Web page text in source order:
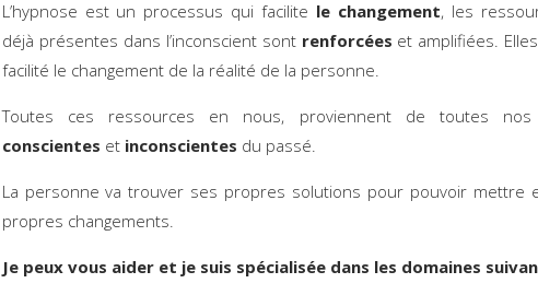
L’hypnose est un processus qui facilite le changement, les
déjà présentes dans l’inconscient sontrenforcées et amplifiées.
facilité le changement de la réalité de la personne.
Toutes ces ressources en nous, proviennent de toutes nos
conscientes et inconscientes du passé.
La personne va trouver ses propres solutions pour pouvoir mettre
propres changements.
Je peux vous aider et je suis spécialisée dans les domaines